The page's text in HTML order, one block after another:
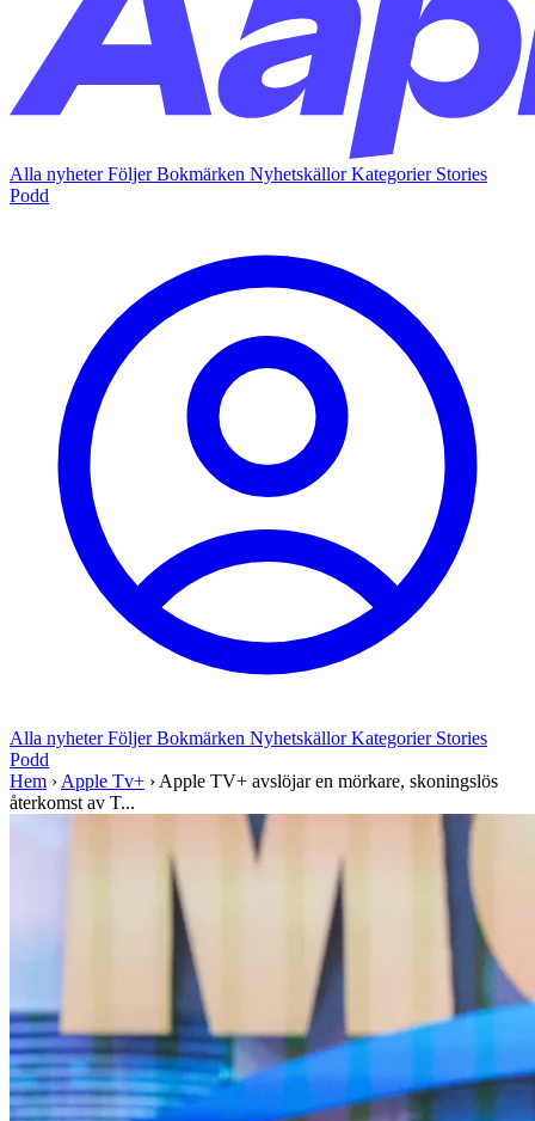
Alla nyheterFöljerBokmärken NyhetskällorKategorier Stories
Podd
Alla nyheterFöljerBokmärken NyhetskällorKategorier Stories
Podd
Hem › Apple Tv+ › Apple TV+ avslöjar en mörkare, skoningslös
återkomst av T...